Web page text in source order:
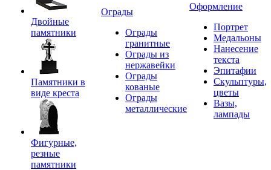
Двойные
памятники
Памятники в
виде креста
Фигурные,
резные
памятники
Ограды
Ограды
гранитные
Ограды из
нержавейки
Ограды
кованые
Ограды
металлические
Оформление
Портрет
Медальоны
Нанесение
текста
Эпитафии
Скульптуры,
цветы
Вазы,
лампады